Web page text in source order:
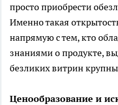
просто приобрести
Именно такая
напрямую с тем, кто
знаниями о продукте,
безликих витрин
Ценообразование и